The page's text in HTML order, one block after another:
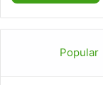
Popular